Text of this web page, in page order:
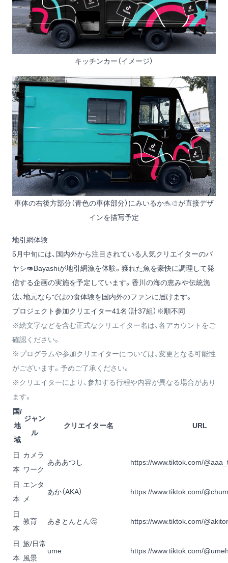
キッチンカー（イメージ）
車体の右後方部分（青色の車体部分）にみいるか🐬🎨が直接デザ
インを描写予定
地引網体験
5月中旬には、国内外から注目されている人気クリエイターのバ
ヤシ🥑Bayashiが地引網漁を体験。獲れた魚を豪快に調理して発
信する企画の実施を予定しています。香川の海の恵みや伝統漁
法、地元ならではの食体験を国内外のファンに届けます。
プロジェクト参加クリエイター41名（計37組）※順不同
※絵文字などを含む正式なクリエイター名は、各アカウントをご
確認ください。
※プログラムや参加クリエイターについては、変更となる可能性
がございます。予めご了承ください。
※クリエイターにより、参加する行程や内容が異なる場合があり
ます。
国/
地
域
ジャン
ル
クリエイター名 URL
日
本
カメラ
ワーク
あああつし https://www.tiktok.com/
日
本
エンタ
メ
あか（AKA） https://www.tiktok.com/
日
本
教育 あきとんとん🤔 https://www.tiktok.com/
日
本
旅/日常
風景
ume https://www.tiktok.com/